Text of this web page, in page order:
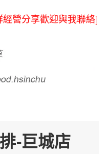
營分享歡迎與我聯絡]
-巨城店